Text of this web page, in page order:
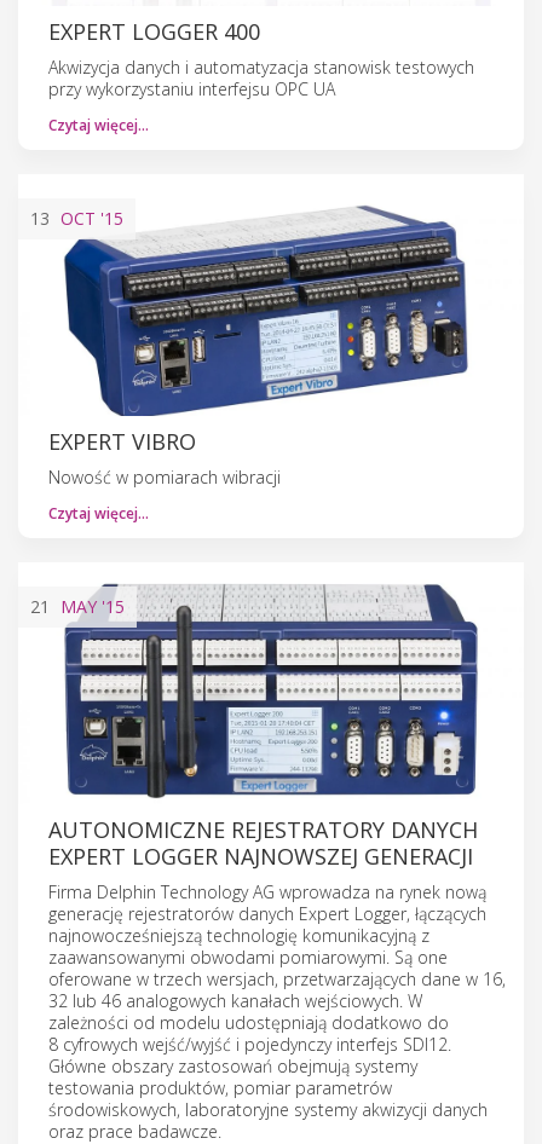
EXPERT LOGGER 400
Akwizycja danych i automatyzacja stanowisk testowych
przy wykorzystaniu interfejsu OPC UA
Czytaj więcej…
13 OCT '15
EXPERT VIBRO
Nowość w pomiarach wibracji
Czytaj więcej…
21 MAY '15
AUTONOMICZNE REJESTRATORY DANYCH
EXPERT LOGGER NAJNOWSZEJ GENERACJI
Firma Delphin Technology AG wprowadza na rynek nową
generację rejestratorów danych Expert Logger, łączących
najnowocześniejszą technologię komunikacyjną z
zaawansowanymi obwodami pomiarowymi. Są one
oferowane w trzech wersjach, przetwarzających dane w 16,
32 lub 46 analogowych kanałach wejściowych. W
zależności od modelu udostępniają dodatkowo do
8 cyfrowych wejść/wyjść i pojedynczy interfejs SDI12.
Główne obszary zastosowań obejmują systemy
testowania produktów, pomiar parametrów
środowiskowych, laboratoryjne systemy akwizycji danych
oraz prace badawcze.